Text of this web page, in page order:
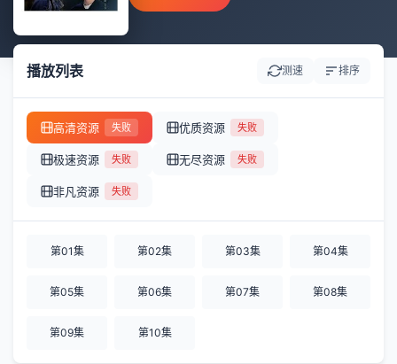
播放列表 测速 排序
高清资源 失败 优质资源 失败
极速资源 失败 无尽资源 失败
非凡资源 失败
第01集 第02集 第03集 第04集
第05集 第06集 第07集 第08集
第09集 第10集